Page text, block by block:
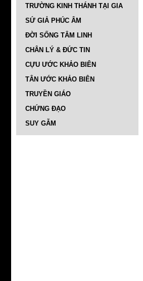
TRƯỜNG KINH THÁNH TẠI GIA
SỨ GIẢ PHÚC ÂM
ĐỜI SỐNG TÂM LINH
CHÂN LÝ & ĐỨC TIN
CỰU ƯỚC KHẢO BIÊN
TÂN ƯỚC KHẢO BIÊN
TRUYỀN GIÁO
CHỨNG ĐẠO
SUY GẪM